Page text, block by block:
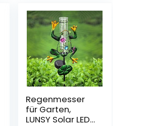
Regenmesser
für Garten,
LUNSY Solar LED